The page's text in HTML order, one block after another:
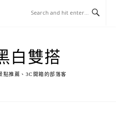
白雙搭
點推薦、3C開箱的部落客